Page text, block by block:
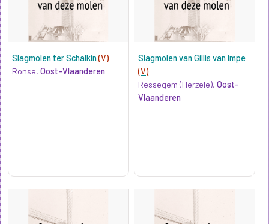
Slagmolen ter Schalkin(V)
Ronse, Oost-Vlaanderen
Slagmolen van Gillis van Impe
(V)
Ressegem (Herzele),Oost-
Vlaanderen